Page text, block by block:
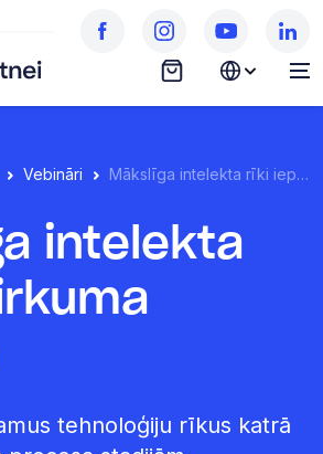
Vebināri Mākslīga intelekta rīki iepirkuma stadijā
intelekta
tehnoloģiju rīkus katrā